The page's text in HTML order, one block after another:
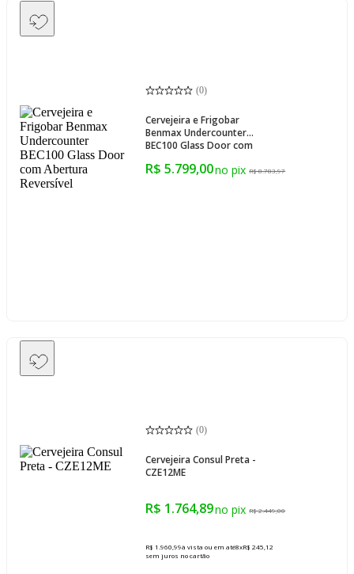
(0)
Cervejeira e Frigobar
Benmax Undercounter
BEC100 Glass Door com
R$ 5.799,00 R$ 8.783,97
(0)
Cervejeira Consul Preta -
CZE12ME
R$ 1.764,89 R$ 2.449,00
R$ 1.960,99à vista ou em até8xR$ 245,12
sem juros no cartão